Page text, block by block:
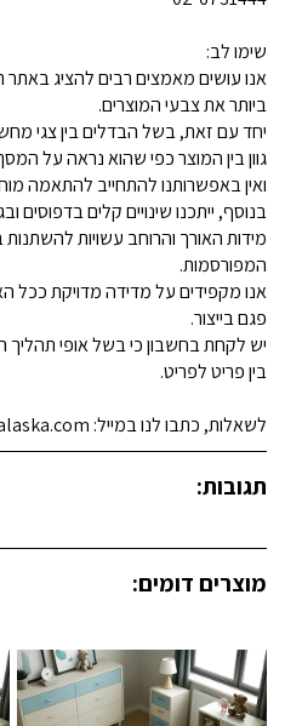
שימו לב:
אנו עושים מאמצים רבים להציג
ביותר את צבעי המוצרים.
יחד עם זאת, בשל הבדלים בין צגי
גוון בין המוצר כפי שהוא נראה על
ואין באפשרותנו להתחייב להתאמה
בנוסף, ייתכנו שינויים קלים בדפוסים
המפורסמות.
אנו מקפידים על מדידה מדויקת ככל
פגם בייצור.
יש לקחת בחשבון כי בשל אופי תהליך
בין פריט לפריט.
לשאלות, כתבו לנו במייל: info@migvanalaska.com
תגובות:
מוצרים דומים: